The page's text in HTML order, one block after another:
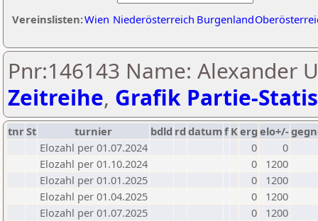
Vereinslisten:Wien Niederösterreich Burgenland
Pnr:146143 Name: Alexander
Zeitreihe, Grafik Partie-
tnrSt turnier bdld rd datumf Kerg elo+/-
Elozahl per 01.07.2024
0
0
Elozahl per 01.10.2024
0
1200
Elozahl per 01.01.2025
0
1200
Elozahl per 01.04.2025
0
1200
Elozahl per 01.07.2025
0
1200